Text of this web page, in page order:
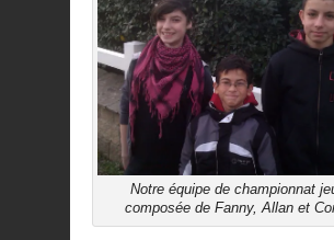
Notre équipe de championnat
composée de Fanny, Allan et